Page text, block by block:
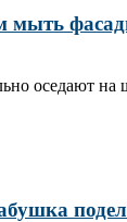
мыть
оседают на